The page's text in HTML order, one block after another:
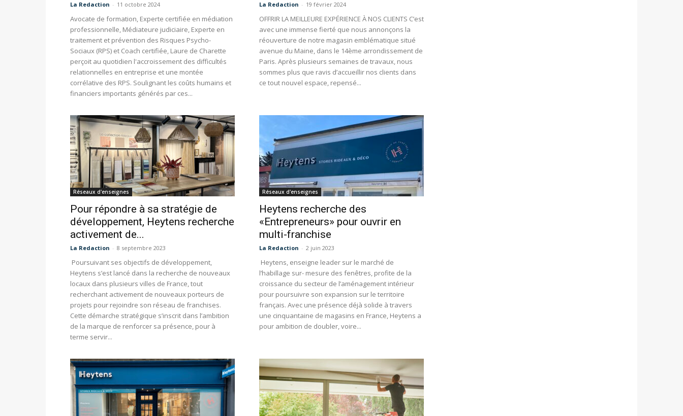
La Redaction - 11 octobre 2024
Avocate de formation, Experte certifiée en médiation
professionnelle, Médiateure judiciaire, Experte en
traitement et prévention des Risques Psycho-
Sociaux (RPS) et Coach certifiée, Laure de Charette
perçoit au quotidien l'accroissement des difficultés
relationnelles en entreprise et une montée
corrélative des RPS. Soulignant les coûts humains et
financiers importants générés par ces...
La Redaction - 19 février 2024
OFFRIR LA MEILLEURE EXPÉRIENCE À NOS CLIENTS C’est
avec une immense fierté que nous annonçons la
réouverture de notre magasin emblématique situé
avenue du Maine, dans le 14ème arrondissement de
Paris. Après plusieurs semaines de travaux, nous
sommes plus que ravis d’accueillir nos clients dans
ce tout nouvel espace, repensé...
Réseaux d'enseignes
Pour répondre à sa stratégie de
développement, Heytens recherche
activement de...
La Redaction - 8 septembre 2023
Poursuivant ses objectifs de développement,
Heytens s’est lancé dans la recherche de nouveaux
locaux dans plusieurs villes de France, tout
recherchant activement de nouveaux porteurs de
projets pour rejoindre son réseau de franchises.
Cette démarche stratégique s’inscrit dans l’ambition
de la marque de renforcer sa présence, pour à
terme servir...
Réseaux d'enseignes
Heytens recherche des
«Entrepreneurs» pour ouvrir en
multi-franchise
La Redaction - 2 juin 2023
Heytens, enseigne leader sur le marché de
l’habillage sur- mesure des fenêtres, profite de la
croissance du secteur de l’aménagement intérieur
pour poursuivre son expansion sur le territoire
français. Avec une présence déjà solide à travers
une cinquantaine de magasins en France, Heytens a
pour ambition de doubler, voire...